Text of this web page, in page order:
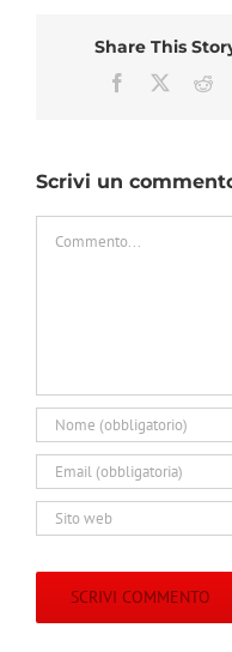
Share This
Facebook
Scrivi un